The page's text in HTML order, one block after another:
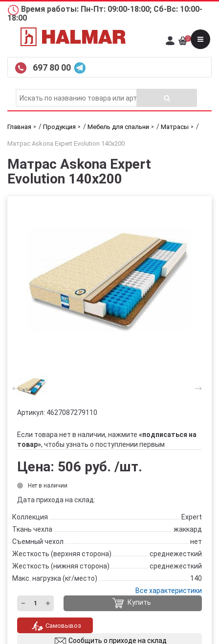
Время работы: Пн-Пт: 09:00-18:00; Сб-Вс: 10:00-
18:00
697 80 00
0
Главная / Продукция / Мебель для спальни / Матрасы /
Матрас Askona Expert Evolution 140х200
Матрас Askona Expert
Evolution 140х200
Артикул: 4627087279110
Если товара нет в наличии, нажмите «подписаться на
товар», чтобы узнать о поступлении первым
Цена: 506 руб. /шт.
Нет в наличии
Дата прихода на склад:
Коллекция
Expert
Ткань чехла
жаккард
Съемный чехол
нет
Жесткость (верхняя сторона)
среднежесткий
Жесткость (нижняя сторона)
среднежесткий
Макс. нагрузка (кг/место)
140
Все характеристики
Купить
Самовывоз
Сообщить о приходе на склад